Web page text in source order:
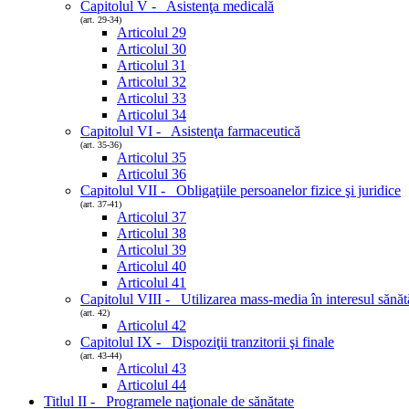
Capitolul V - Asistenţa medicală
(art. 29-34)
Articolul 29
Articolul 30
Articolul 31
Articolul 32
Articolul 33
Articolul 34
Capitolul VI - Asistenţa farmaceutică
(art. 35-36)
Articolul 35
Articolul 36
Capitolul VII - Obligaţiile persoanelor fizice şi juridice
(art. 37-41)
Articolul 37
Articolul 38
Articolul 39
Articolul 40
Articolul 41
Capitolul VIII - Utilizarea mass-media în interesul
(art. 42)
Articolul 42
Capitolul IX - Dispoziţii tranzitorii şi finale
(art. 43-44)
Articolul 43
Articolul 44
Titlul II - Programele naţionale de sănătate